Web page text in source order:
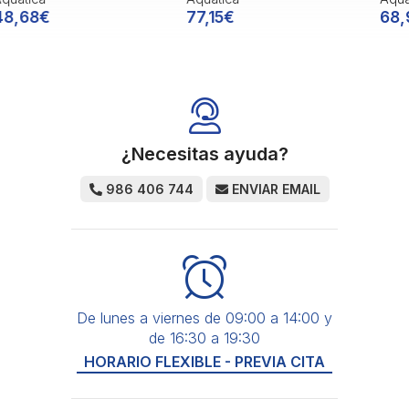
77,15€ 68,91€
¿Necesitas ayuda?
986 406 744 ENVIAR EMAIL
De lunes a viernes de 09:00 a 14:00 y
de 16:30 a 19:30
HORARIO FLEXIBLE - PREVIA CITA